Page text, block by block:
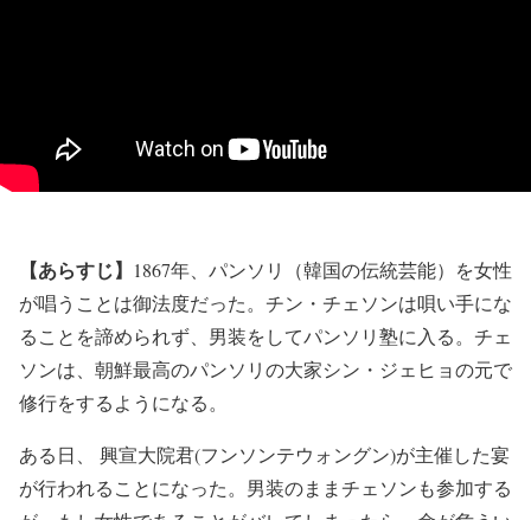
【あらすじ】 1867年、パンソリ（韓国の伝統芸能）を女性
が唱うことは御法度だった。チン・チェソンは唄い手にな
ることを諦められず、男装をしてパンソリ塾に入る。チェ
ソンは、朝鮮最高のパンソリの大家シン・ジェヒョの元で
修行をするようになる。
ある日、 興宣大院君(フンソンテウォングン)が主催した宴
が行われることになった。男装のままチェソンも参加する